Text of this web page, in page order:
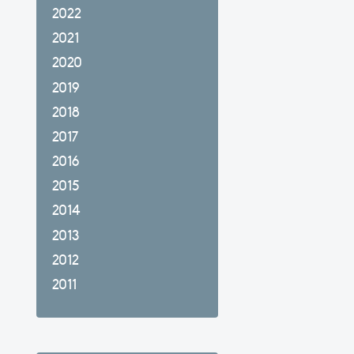
2022
2021
2020
2019
2018
2017
2016
2015
2014
2013
2012
2011